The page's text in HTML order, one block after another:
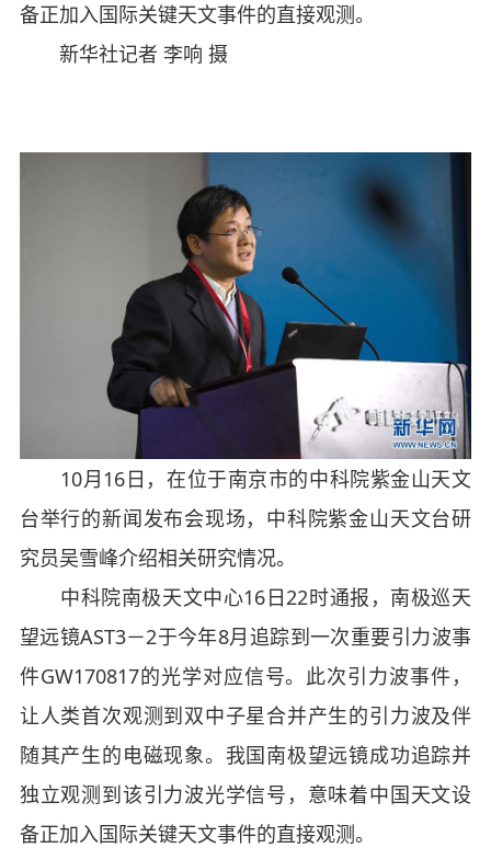
备正加入国际关键天文事件的直接观测。
新华社记者 李响 摄
10月16日，在位于南京市的中科院紫金山天文
台举行的新闻发布会现场，中科院紫金山天文台研
究员吴雪峰介绍相关研究情况。
中科院南极天文中心16日22时通报，南极巡天
望远镜AST3－2于今年8月追踪到一次重要引力波事
件GW170817的光学对应信号。此次引力波事件，
让人类首次观测到双中子星合并产生的引力波及伴
随其产生的电磁现象。我国南极望远镜成功追踪并
独立观测到该引力波光学信号，意味着中国天文设
备正加入国际关键天文事件的直接观测。